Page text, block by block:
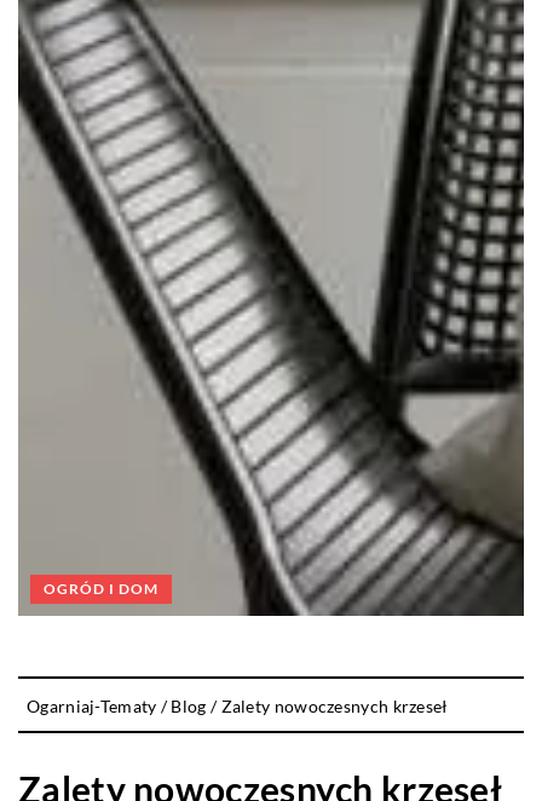
OGRÓD I DOM
Ogarniaj-Tematy /Blog /Zalety nowoczesnych krzeseł
Zalety nowoczesnych krzeseł